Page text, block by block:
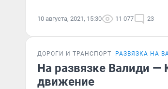
10 августа, 2021, 15:30 11 077 23
ДОРОГИ И ТРАНСПОРТ РАЗВЯЗКА НА
На развязке Валиди
движение